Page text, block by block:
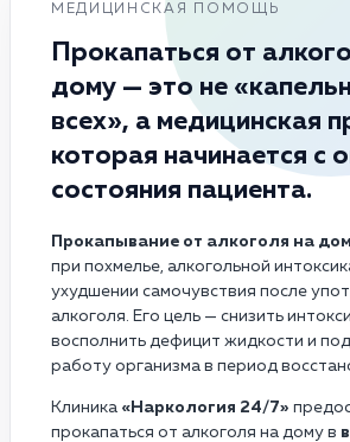
МЕДИЦИНСКАЯ ПОМОЩЬ
Прокапаться от
дому — это не
всех», а медицинская
которая начинается с
состояния пациента.
Прокапывание от алкоголя на
при похмелье, алкогольной
ухудшении самочувствия после
алкоголя. Его цель — снизить
восполнить дефицит жидкости и
работу организма в период
Клиника «Наркология 24/7»
прокапаться от алкоголя на дому в